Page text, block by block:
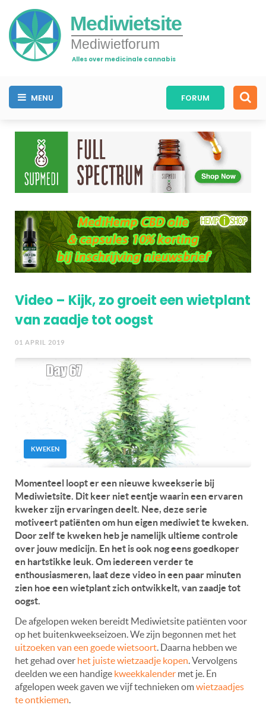
Mediwietsite
Mediwietforum
Alles over medicinale cannabis
MENU FORUM
Video – Kijk, zo groeit een wietplant
van zaadje tot oogst
01 APRIL 2019
KWEKEN
Momenteel loopt er een nieuwe kweekserie bij
Mediwietsite. Dit keer niet eentje waarin een ervaren
kweker zijn ervaringen deelt. Nee, deze serie
motiveert patiënten om hun eigen mediwiet te kweken.
Door zelf te kweken heb je namelijk ultieme controle
over jouw medicijn. En het is ook nog eens goedkoper
en hartstikke leuk. Om iedereen verder te
enthousiasmeren, laat deze video in een paar minuten
zien hoe een wietplant zich ontwikkelt, van zaadje tot
oogst.
De afgelopen weken bereidt Mediwietsite patiënten voor
op het buitenkweekseizoen. We zijn begonnen met het
uitzoeken van een goede wietsoort. Daarna hebben we
het gehad over het juiste wietzaadje kopen. Vervolgens
deelden we een handige kweekkalender met je. En
afgelopen week gaven we vijf technieken omwietzaadjes
te ontkiemen.